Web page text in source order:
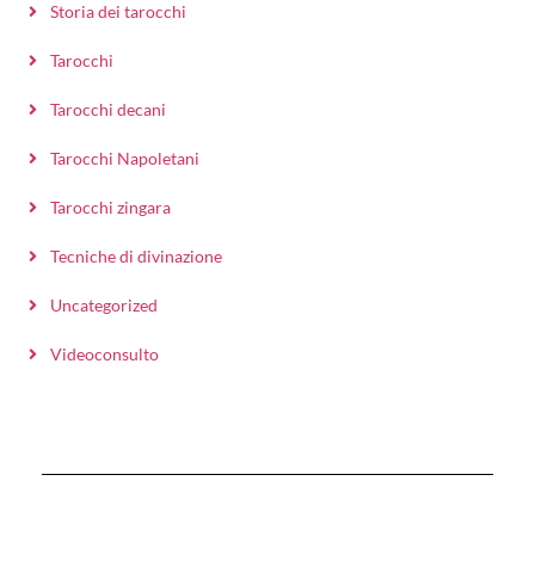
Storia dei tarocchi
Tarocchi
Tarocchi decani
Tarocchi Napoletani
Tarocchi zingara
Tecniche di divinazione
Uncategorized
Videoconsulto